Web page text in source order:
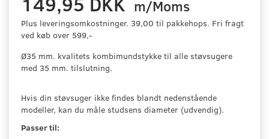
m/Moms
Plus leveringsomkostninger. 39,00 til pakkehops. Fri fragt
ved køb over 599,-
Ø35 mm. kvalitets kombimundstykke til alle støvsugere
med 35 mm. tilslutning.
Hvis din støvsuger ikke findes blandt nedenstående
modeller, kan du måle studsens diameter (udvendig).
Passer til: